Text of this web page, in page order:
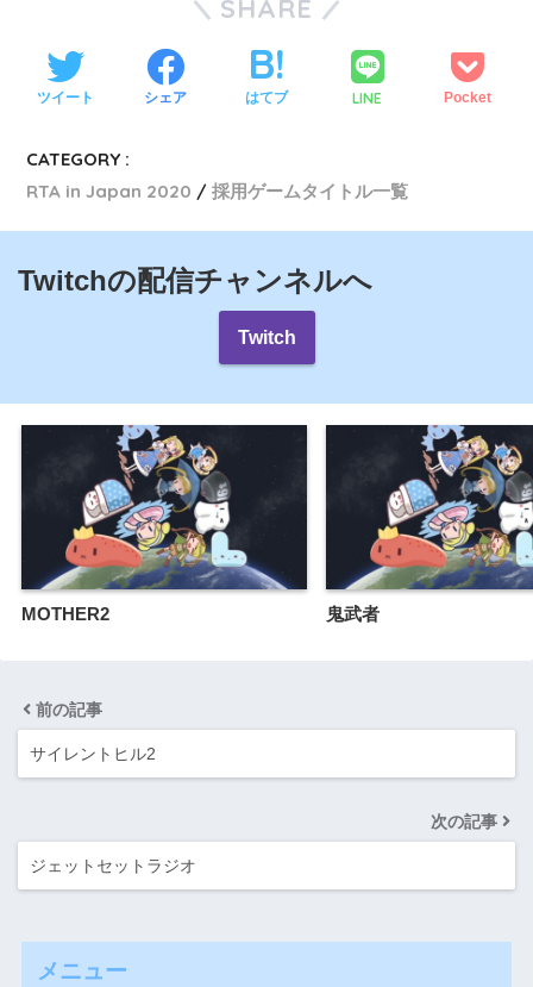
SHARE
ツイート シェア はてブ LINE Pocket
CATEGORY :
RTA in Japan 2020
採用ゲームタイトル一覧
Twitchの配信チャンネルへ
Twitch
MOTHER2 鬼武者
前の記事
サイレントヒル2
次の記事
ジェットセットラジオ
メニュー